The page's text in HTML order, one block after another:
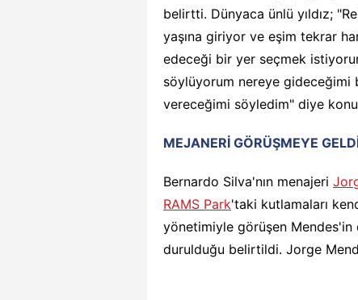
belirtti. Dünyaca ünlü yıldız;
yaşına giriyor ve eşim tekrar
edeceği bir yer seçmek
söylüyorum nereye gideceğimi
vereceğimi söyledim" diye
MEJANERİ GÖRÜŞMEYE
Bernardo Silva'nın menajeri
RAMS Park'taki kutlamaları
yönetimiyle görüşen Mendes'in
durulduğu belirtildi. Jorge